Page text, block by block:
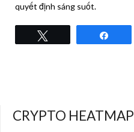
quyết định sáng suốt.
CRYPTO HEATMAP